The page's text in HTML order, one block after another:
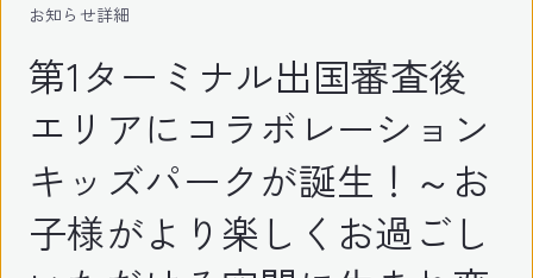
お知らせ詳細
第1ターミナル出国審査後
エリアにコラボレーション
キッズパークが誕生！～お
子様がより楽しくお過ごし